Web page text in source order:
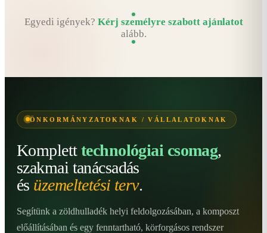
Egyedi igények? Kérj személyre szabott ajánlatot
alább.
ÖNKORMÁNYZATOKNAK / VÁLLALATOKNAK
Kompletttechnológiai csomag,
szakmai tanácsadás
és üzemeltetési terv.
Segítünk a zöldhulladék helyi feldolgozásában, a komposzt
előállításában és egy fenntartható, körforgásos rendszer